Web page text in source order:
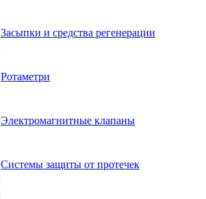
Засыпки и средства регенерации
Ротаметри
Электромагнитные клапаны
Системы защиты от протечек